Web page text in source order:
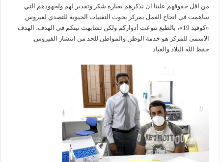
من اقل حقوقهم علينا ان نذكرهم بعبارة شكر وتقدير لهم ولجهودهم التي
ساهمت في انجاح العمل بمركز بحوث التقنيات الحيوية للتصدي لفيروس
«كوفيد 19»، بالطبع تنوعت أدواركم ولكن تشابهت نيتكم في الهدف، الهدف
الاسمى للمركز هو خدمة الوطن والمواطن للحد من انتشار الفيروس.
حفظ الله البلاد والعباد.